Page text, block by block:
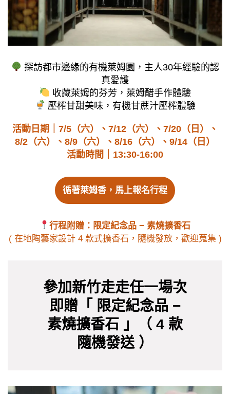
探訪都市邊緣的有機萊姆園，主人30年經驗的認
真愛護
收藏萊姆的芬芳，萊姆醋手作體驗
壓榨甘甜美味，有機甘蔗汁壓榨體驗
活動日期｜ 7/5（六）、7/12（六）、7/20（日）、
8/2（六）、8/9（六）、8/16（六）、9/14（日）
活動時間｜13:30-16:00
循著萊姆香，馬上報名行程
行程附贈：限定紀念品 − 素燒擴香石
( 在地陶藝家設計 4 款式擴香石，隨機發放，歡迎蒐集 )
參加新竹走走任一場次
即贈「 限定紀念品 −
素燒擴香石 」（ 4 款
隨機發送 ）